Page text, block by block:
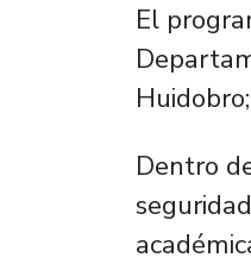
El
Dentro